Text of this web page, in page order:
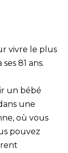
vivre le plus
81 ans.
un bébé
une
où vous
pouvez